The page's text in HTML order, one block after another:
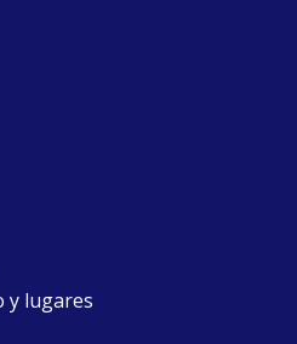
y lugares